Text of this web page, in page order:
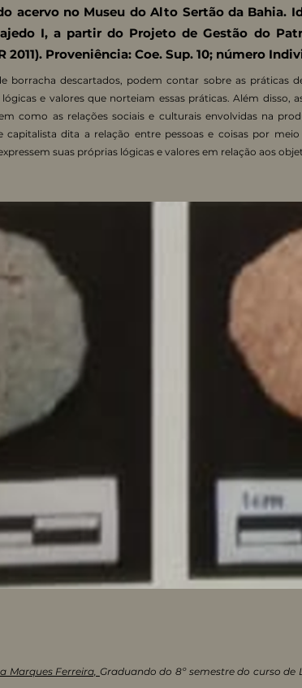
acervo no Museu do Alto Sertão da Bahia.
I, a partir do Projeto de Gestão do
2011). Proveniência: Coe. Sup. 10; número
descartados, podem contar sobre as práticas
e valores que norteiam essas práticas. Além disso,
como as relações sociais e culturais envolvidas na
dita a relação entre pessoas e coisas por
suas próprias lógicas e valores em relação aos
Marques Ferreira, Graduando do 8º semestre do curso